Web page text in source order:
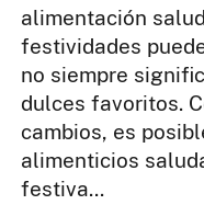
alimentación
festividades
no siempre
dulces favoritos.
cambios, es
alimenticios
festiva...